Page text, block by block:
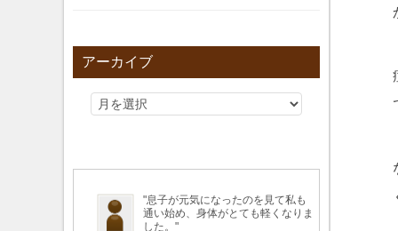
アーカイブ
"息子が元気になったのを見て私も
通い始め、 身体がとても軽くなりま
した。"